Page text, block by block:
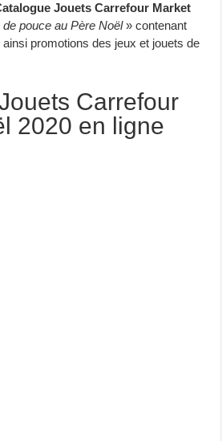
Jouets Carrefour Market
pouce au Père Noël» contenant
promotions des jeux et jouets de
Carrefour
2020 en ligne